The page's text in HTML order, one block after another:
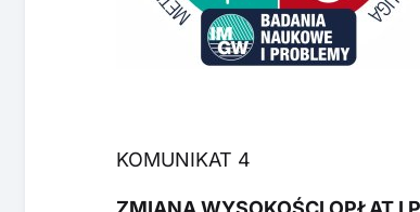
KOMUNIKAT 4